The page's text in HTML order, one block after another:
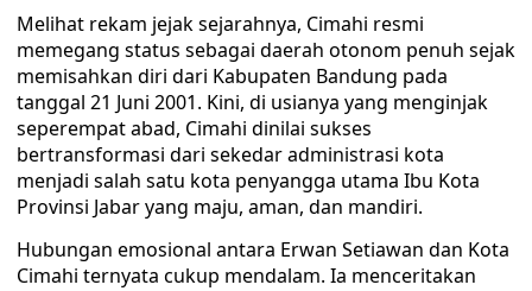
Melihat rekam jejak sejarahnya, Cimahi resmi
memegang status sebagai daerah otonom penuh sejak
memisahkan diri dari Kabupaten Bandung pada
tanggal 21 Juni 2001. Kini, di usianya yang menginjak
seperempat abad, Cimahi dinilai sukses
bertransformasi dari sekedar administrasi kota
menjadi salah satu kota penyangga utama Ibu Kota
Provinsi Jabar yang maju, aman, dan mandiri.
Hubungan emosional antara Erwan Setiawan dan Kota
Cimahi ternyata cukup mendalam. Ia menceritakan